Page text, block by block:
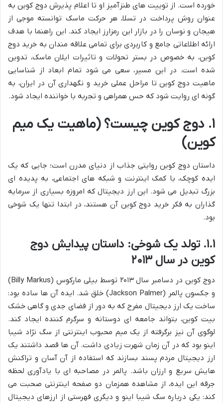
خورده است. از توییت های طنزآمیز او تا اعلام پذیرش دوج کوین به
عنوان روش پرداخت در تسلا، هر حرکت ماسک توانسته موجی از
هیجان و نوسان را در بازار این رمزارز ایجاد کند. این راهنما با هدف
ارائه اطلاعاتی جامع و کاربردی برای تمامی علاقه مندان به خرید دوج
کوین، به خصوص در بستر تحولات و تاثیرات ایلان ماسک، تدوین
شده است. در این مسیر، سعی می شود تمام ابعاد از شناسایی
ماهیت دوج کوین تا مراحل عملی خرید و نگهداری آن در ایران، به
گونه ای روایت شود که حس همراهی و تجربه با خواننده ایجاد شود.
۱. دوج کوین چیست؟ (ماهیت یک میم
کوین)
داستان دوج کوین روایتی جذاب از دنیای مدرن است؛ جایی که یک
ایده کوچک، با کمک اینترنت و شبکه های اجتماعی، به پدیده ای
بزرگ تبدیل می شود. این ارز دیجیتال که امروزه بسیاری از سرمایه
گذاران به فکر خرید دوج کوین آن هستند، در ابتدا تنها یک شوخی
بود.
۱.۱. تولد یک شوخی: داستان پیدایش دوج
کوین در سال ۲۰۱۳
دوج کوین در دسامبر سال ۲۰۱۳ توسط بیلی مارکوس (Billy Markus)
و جکسون پالمر (Jackson Palmer) خلق شد. ایده آن ها ساده بود:
ساخت یک ارز دیجیتال مفرح که به دور از فضای جدی و گاهی خشک
بیت کوین، بتواند جامعه ای دوستانه و سرگرم کننده ایجاد کند.
لوگوی آن نیز برگرفته از یک میم محبوب اینترنتی از سگ نژاد شیبا
اینو بود که در آن زمان شهرت زیادی داشت. آن ها قصد داشتند یک
ارز دیجیتال مردم پسند بسازند که استفاده از آن آسان و تراکنش
هایش سریع و ارزان باشد. پالمر در مصاحبه ای با یادآوری لحظه
جرقه این ایده، از مشاهده همزمان دو صفحه اینترنتی صحبت می
کند: یکی درباره سگ شیبا اینو و دیگری فهرستی از ارزهای دیجیتال